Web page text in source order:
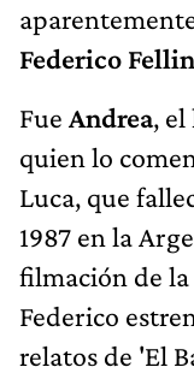
Federico
Fue Andrea,
quien lo
Luca, que
1987 en la
filmación de
Federico
relatos de 'El